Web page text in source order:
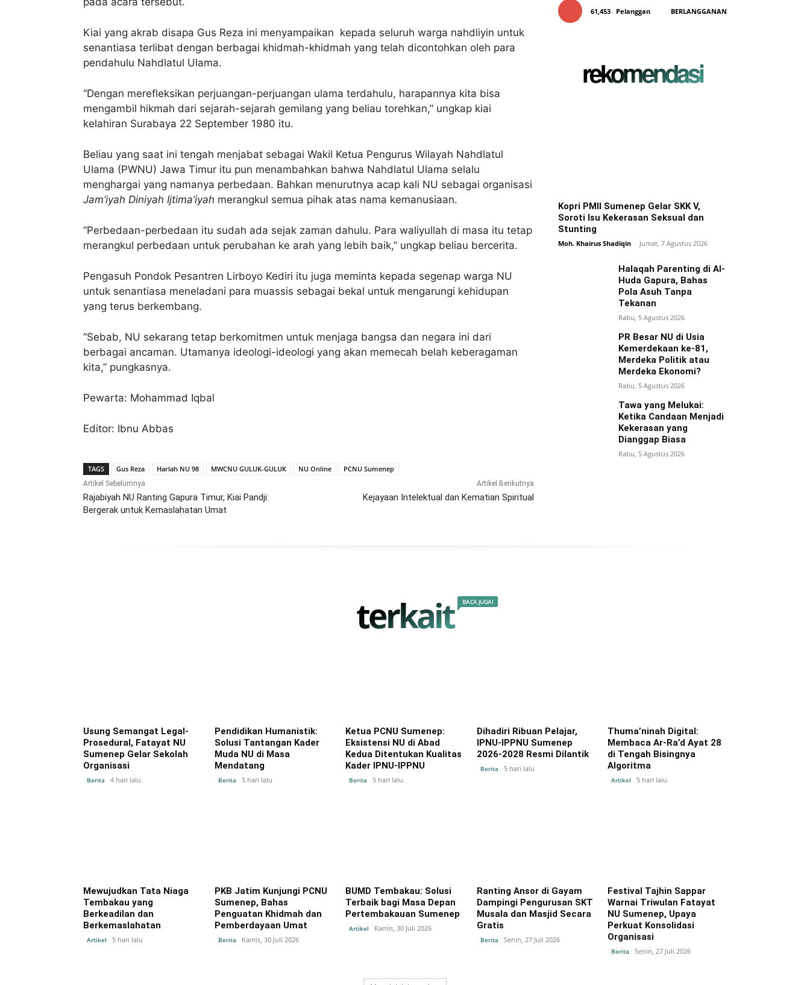
Kiai yang akrab disapa Gus Reza ini menyampaikan kepada seluruh warga nahdliyin untuk
senantiasa terlibat dengan berbagai khidmah-khidmah yang telah dicontohkan oleh para
pendahulu Nahdlatul Ulama.
“Dengan merefleksikan perjuangan-perjuangan ulama terdahulu, harapannya kita bisa
mengambil hikmah dari sejarah-sejarah gemilang yang beliau torehkan,” ungkap kiai
kelahiran Surabaya 22 September 1980 itu.
Beliau yang saat ini tengah menjabat sebagai Wakil Ketua Pengurus Wilayah Nahdlatul
Ulama (PWNU) Jawa Timur itu pun menambahkan bahwa Nahdlatul Ulama selalu
menghargai yang namanya perbedaan. Bahkan menurutnya acap kali NU sebagai organisasi
Jam’iyah Diniyah Ijtima’iyah merangkul semua pihak atas nama kemanusiaan.
“Perbedaan-perbedaan itu sudah ada sejak zaman dahulu. Para waliyullah di masa itu tetap
merangkul perbedaan untuk perubahan ke arah yang lebih baik,” ungkap beliau bercerita.
Pengasuh Pondok Pesantren Lirboyo Kediri itu juga meminta kepada segenap warga NU
untuk senantiasa meneladani para muassis sebagai bekal untuk mengarungi kehidupan
yang terus berkembang.
“Sebab, NU sekarang tetap berkomitmen untuk menjaga bangsa dan negara ini dari
berbagai ancaman. Utamanya ideologi-ideologi yang akan memecah belah keberagaman
kita,” pungkasnya.
Pewarta: Mohammad Iqbal
Editor: Ibnu Abbas
TAGS Gus Reza Harlah NU 98 MWCNU GULUK-GULUK NU Online PCNU Sumenep
Artikel Sebelumnya
Rajabiyah NU Ranting Gapura Timur, Kiai Pandji:
Bergerak untuk Kemaslahatan Umat
Artikel Berikutnya
Kejayaan Intelektual dan Kematian Spiritual
61,453 Pelanggan BERLANGGANAN
rekomendasi
Kopri PMII Sumenep Gelar SKK V,
Soroti Isu Kekerasan Seksual dan
Stunting
Moh. Khairus Shadiqin - Jumat, 7 Agustus 2026
Halaqah Parenting di Al-
Huda Gapura, Bahas
Pola Asuh Tanpa
Tekanan
Rabu, 5 Agustus 2026
PR Besar NU di Usia
Kemerdekaan ke-81,
Merdeka Politik atau
Merdeka Ekonomi?
Rabu, 5 Agustus 2026
Tawa yang Melukai:
Ketika Candaan Menjadi
Kekerasan yang
Dianggap Biasa
Rabu, 5 Agustus 2026
terkait BACA JUGA!
Usung Semangat Legal-
Prosedural, Fatayat NU
Sumenep Gelar Sekolah
Organisasi
Berita 4 hari lalu
Pendidikan Humanistik:
Solusi Tantangan Kader
Muda NU di Masa
Mendatang
Berita 5 hari lalu
Ketua PCNU Sumenep:
Eksistensi NU di Abad
Kedua Ditentukan Kualitas
Kader IPNU-IPPNU
Berita 5 hari lalu
Dihadiri Ribuan Pelajar,
IPNU-IPPNU Sumenep
2026-2028 Resmi Dilantik
Berita 5 hari lalu
Thuma’ninah Digital:
Membaca Ar-Ra’d Ayat 28
di Tengah Bisingnya
Algoritma
Artikel 5 hari lalu
Mewujudkan Tata Niaga
Tembakau yang
Berkeadilan dan
Berkemaslahatan
Artikel 5 hari lalu
PKB Jatim Kunjungi PCNU
Sumenep, Bahas
Penguatan Khidmah dan
Pemberdayaan Umat
Berita Kamis, 30 Juli 2026
BUMD Tembakau: Solusi
Terbaik bagi Masa Depan
Pertembakauan Sumenep
Artikel Kamis, 30 Juli 2026
Ranting Ansor di Gayam
Dampingi Pengurusan SKT
Musala dan Masjid Secara
Gratis
Berita Senin, 27 Juli 2026
Festival Tajhin Sappar
Warnai Triwulan Fatayat
NU Sumenep, Upaya
Perkuat Konsolidasi
Organisasi
Berita Senin, 27 Juli 2026